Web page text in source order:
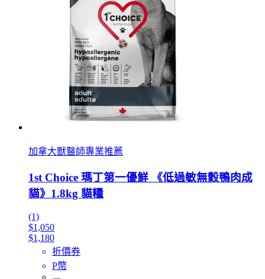
加拿大獸醫師專業推薦
1st Choice 瑪丁第一優鮮 《低過敏無穀鴨肉成
貓》1.8kg 貓糧
(1)
$1,050
$1,180
折價券
P幣